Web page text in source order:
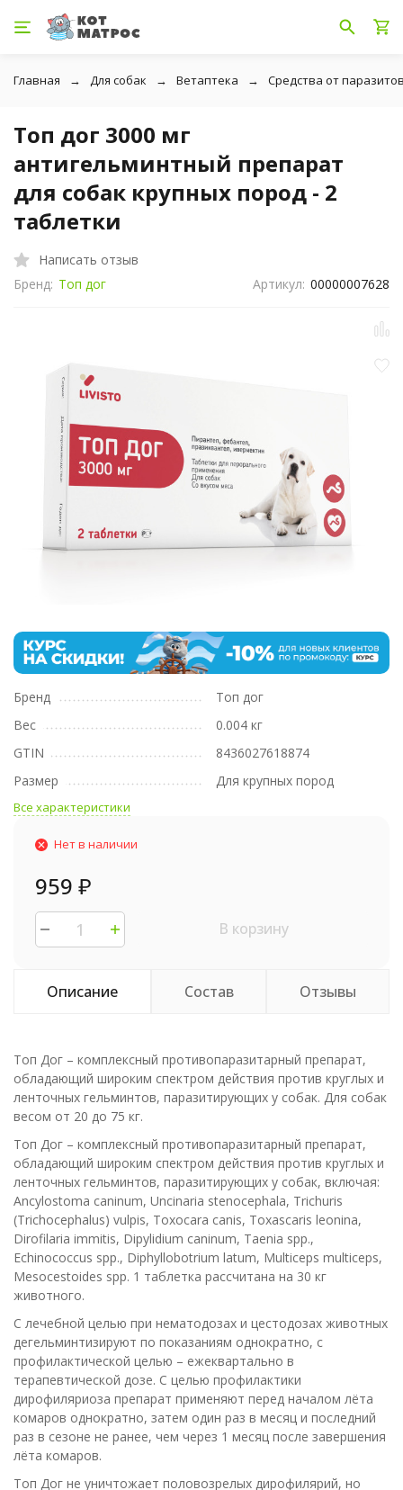
Главная Для собак Ветаптека Средства от
Топ дог 3000 мг
антигельминтный препарат
для собак крупных пород - 2
таблетки
Написать отзыв
Бренд: Топ дог Артикул: 00000007628
Бренд
Топ дог
Вес
0.004 кг
GTIN
8436027618874
Размер
Для крупных пород
Все характеристики
Нет в наличии
959 ₽
В корзину
Описание Состав Отзывы
Топ Дог – комплексный противопаразитарный препарат,
обладающий широким спектром действия против круглых и
ленточных гельминтов, паразитирующих у собак. Для собак
весом от 20 до 75 кг.
Топ Дог – комплексный противопаразитарный препарат,
обладающий широким спектром действия против круглых и
ленточных гельминтов, паразитирующих у собак, включая:
Ancylostoma caninum, Uncinaria stenocephala, Trichuris
(Trichocephalus) vulpis, Toxocara canis, Toxascaris leonina,
Dirofilaria immitis, Dipylidium caninum, Taenia spp.,
Echinococcus spp., Diphyllobotrium latum, Multiceps multiceps,
Mesocestoides spp. 1 таблетка рассчитана на 30 кг
животного.
С лечебной целью при нематодозах и цестодозах животных
дегельминтизируют по показаниям однократно, с
профилактической целью – ежеквартально в
терапевтической дозе. С целью профилактики
дирофиляриоза препарат применяют перед началом лёта
комаров однократно, затем один раз в месяц и последний
раз в сезоне не ранее, чем через 1 месяц после завершения
лёта комаров.
Топ Дог не уничтожает половозрелых дирофилярий, но